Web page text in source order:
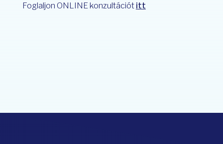
Foglaljon ONLINE konzultációt itt